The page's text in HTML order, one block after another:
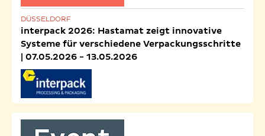
DÜSSELDORF
interpack 2026: Hastamat zeigt innovative
Systeme für verschiedene Verpackungsschritte
| 07.05.2026 - 13.05.2026